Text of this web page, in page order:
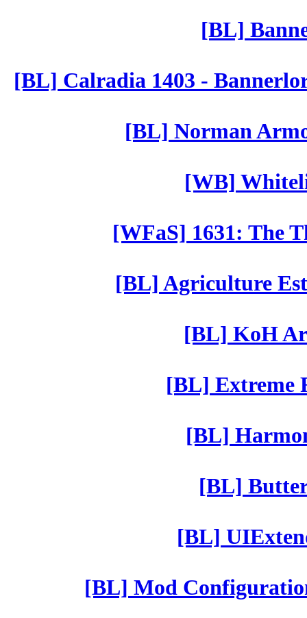
[BL]
[BL] Calradia 1403 -
[BL] Norman
[WB]
[WFaS] 1631: The
[BL] Agriculture
[BL] KoH
[BL] Extreme
[BL]
[BL]
[BL]
[BL] Mod